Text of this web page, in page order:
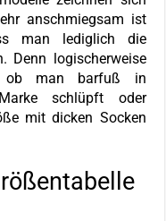
anschmiegsam ist
man lediglich die
Denn logischerweise
ob man barfuß in
schlüpft oder
mit dicken Socken